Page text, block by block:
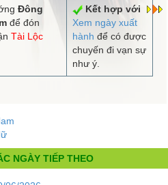
Đông
để đón
Tài Lộc
Kết hợp với
Xem ngày xuất
hành để có được
chuyến đi vạn sự
như ý.
NGÀY TIẾP THEO